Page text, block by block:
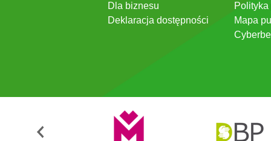
Dla biznesu
Deklaracja dostępności
Mapa